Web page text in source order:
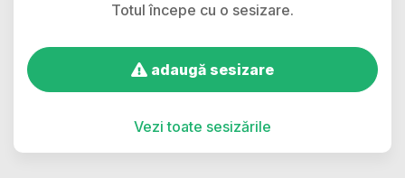
Totul începe cu o sesizare.
adaugă sesizare
Vezi toate sesizările